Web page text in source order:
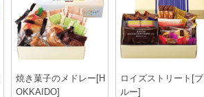
焼き菓子のメドレー[H
OKKAIDO]
ロイズストリート[ブ
ルー]